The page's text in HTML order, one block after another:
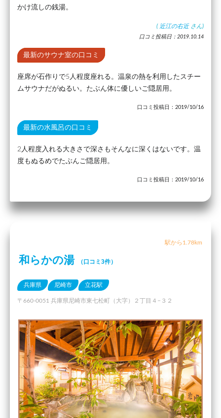
かけ流しの銭湯。
( 近江の右近 さん)
口コミ投稿日：2019.10.14
最新のサウナ室の口コミ
座席が石作りで5人程度座れる。温泉の熱を利用したスチー
ムサウナだがぬるい。たぶん体に優しいご隠居用。
口コミ投稿日：2019/10/16
最新の水風呂の口コミ
2人程度入れる大きさで深さもそんなに深くはないです。温
度もぬるめでたぶんご隠居用。
口コミ投稿日：2019/10/16
駅から1.78km
和らかの湯 （口コミ3件）
兵庫県 尼崎市 立花駅
〒660-0051 兵庫県尼崎市東七松町（大字）２丁目４−３２